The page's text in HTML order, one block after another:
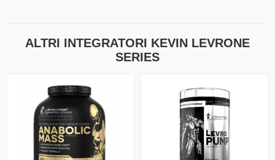
ALTRI INTEGRATORI KEVIN LEVRONE
SERIES